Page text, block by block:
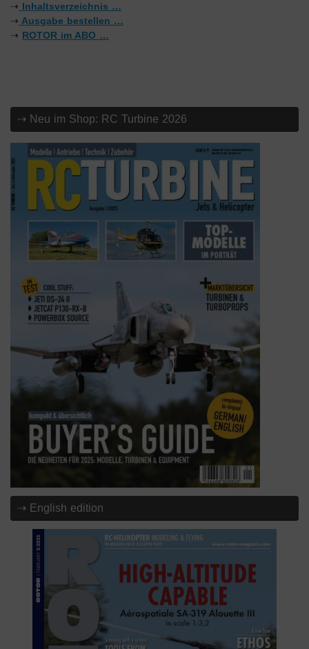
⇢ Inhaltsverzeichnis …
⇢ Ausgabe bestellen …
⇢ ROTOR im ABO …
⇢ Neu im Shop: RC Turbine 2026
⇢ English edition